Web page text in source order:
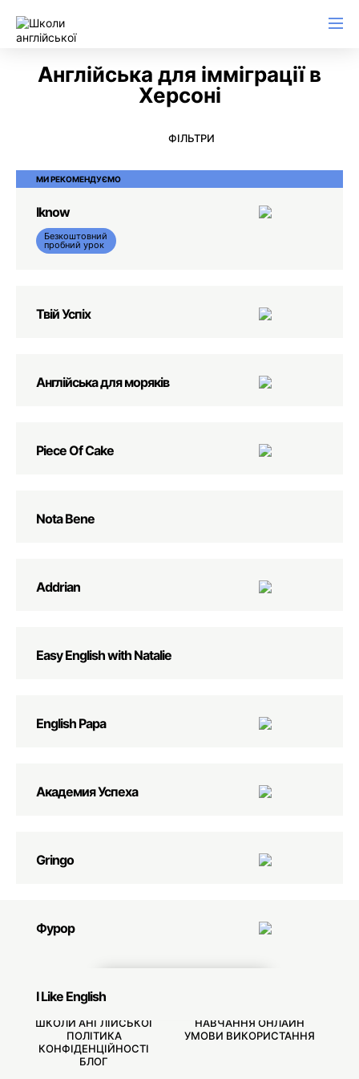
Англійська для імміграції в
Херсоні
ФІЛЬТРИ
МИ РЕКОМЕНДУЄМО
Iknow
Безкоштовний
пробний урок
Твій Успіх
Англійська для моряків
Piece Of Cake
Nota Bene
Addrian
Easy English with Natalie
English Papa
Академия Успеха
Gringo
Фурор
I Like English
ШКОЛИ АНГЛІЙСЬКОЇ
НАВЧАННЯ ОНЛАЙН
ПОЛІТИКА
КОНФІДЕНЦІЙНОСТІ
УМОВИ ВИКОРИСТАННЯ
БЛОГ